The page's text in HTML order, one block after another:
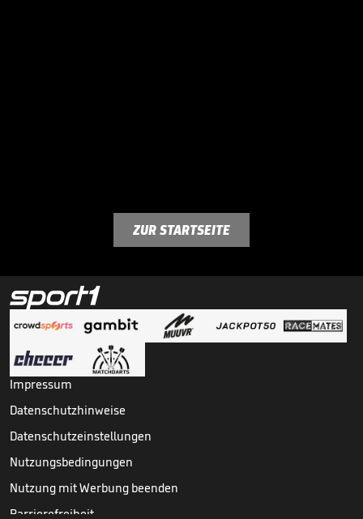
ZUR STARTSEITE
Impressum
Datenschutzhinweise
Datenschutzeinstellungen
Nutzungsbedingungen
Nutzung mit Werbung beenden
Barrierefreiheit